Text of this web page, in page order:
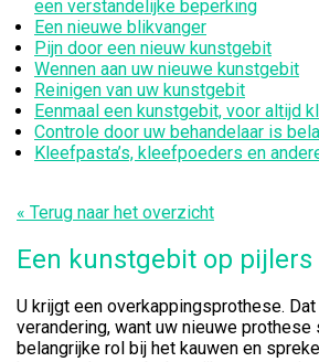
een verstandelijke beperking
Een nieuwe blikvanger
Pijn door een nieuw kunstgebit
Wennen aan uw nieuwe kunstgebit
Reinigen van uw kunstgebit
Eenmaal een kunstgebit, voor altijd
Controle door uw behandelaar is
Kleefpasta’s, kleefpoeders en
« Terug naar het overzicht
Een kunstgebit op pijlers
U krijgt een overkappingsprothese.
verandering, want uw nieuwe prothese
belangrijke rol bij het kauwen en